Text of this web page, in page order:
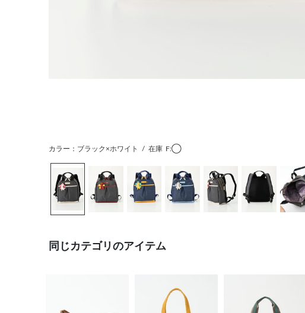
カラー：ブラック×ホワイト / 在庫 F:◯
同じカテゴリのアイテム